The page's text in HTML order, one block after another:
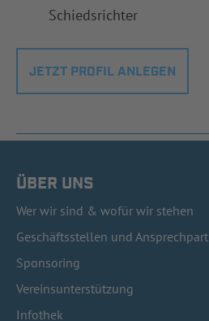
Schiedsrichter
JETZT PROFIL ANLEGEN
ÜBER UNS
Wer wir sind & wofür wir stehen
Geschäftsstellen und
Sponsoring
Vereinsunterstützung
Infothek